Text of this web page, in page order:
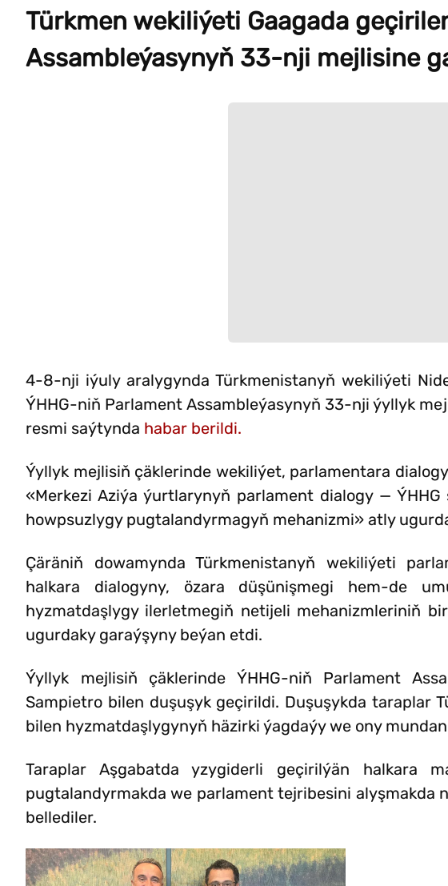
Türkmen wekiliýeti Gaagada
Assambleýasynyň 33-nji mejlisine
4-8-nji iýuly aralygynda Türkmenistanyň wekiliýeti
ÝHHG-niň Parlament Assambleýasynyň 33-nji ýyllyk
resmi saýtynda habar berildi.
Ýyllyk mejlisiň çäklerinde wekiliýet, parlamentara
«Merkezi Aziýa ýurtlarynyň parlament dialogy —
howpsuzlygy pugtalandyrmagyň mehanizmi» atly
Çäräniň dowamynda Türkmenistanyň wekiliýeti
halkara dialogyny, özara düşünişmegi hem-de
hyzmatdaşlygy ilerletmegiň netijeli mehanizmleriniň
ugurdaky garaýşyny beýan etdi.
Ýyllyk mejlisiň çäklerinde ÝHHG-niň Parlament
Sampietro bilen duşuşyk geçirildi. Duşuşykda taraplar
bilen hyzmatdaşlygynyň häzirki ýagdaýy we ony
Taraplar Aşgabatda yzygiderli geçirilýän halkara
pugtalandyrmakda we parlament tejribesini
bellediler.